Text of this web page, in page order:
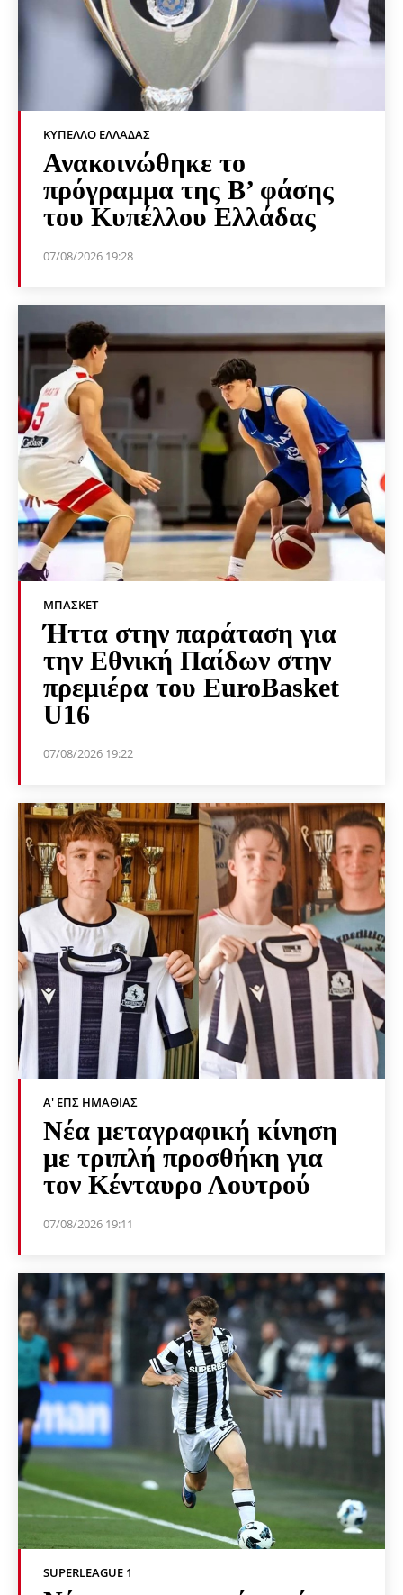
ΚΎΠΕΛΛΟ ΕΛΛΆΔΑΣ
Ανακοινώθηκε το
πρόγραμμα της Β’ φάσης
του Κυπέλλου Ελλάδας
07/08/2026 19:28
ΜΠΆΣΚΕΤ
Ήττα στην παράταση για
την Εθνική Παίδων στην
πρεμιέρα του EuroBasket
U16
07/08/2026 19:22
Α' ΕΠΣ ΗΜΑΘΊΑΣ
Νέα μεταγραφική κίνηση
με τριπλή προσθήκη για
τον Κένταυρο Λουτρού
07/08/2026 19:11
SUPERLEAGUE 1